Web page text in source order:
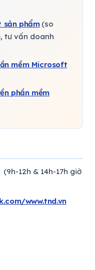
sản phẩm(so
tư vấn doanh
mềm Microsoft
phần mềm
(9h-12h & 14h-17h giờ
www.tnd.vn